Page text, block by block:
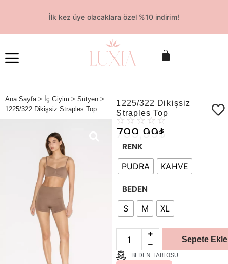
İlk kez üye olacaklara özel %10 indirim!
Ana Sayfa > İç Giyim > Sütyen >
1225/322 Dikişsiz Straples Top
1225/322 Dikişsiz
Straples Top
☆ ☆ ☆ ☆ ☆
799,99₺
RENK
PUDRA KAHVE
BEDEN
S M XL
Sepete Ekle
BEDEN TABLOSU